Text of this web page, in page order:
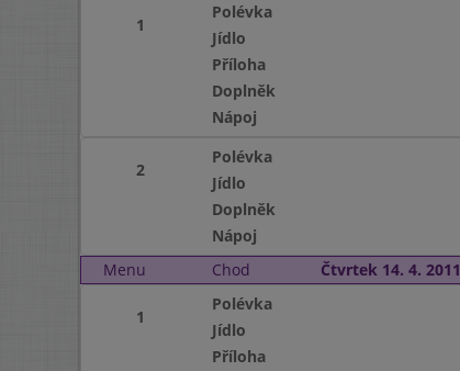
1
Polévka
Jídlo
Příloha
Doplněk
Nápoj
2
Polévka
Jídlo
Doplněk
Nápoj
Menu
Chod Čtvrtek 14. 4. 2011
1
Polévka
Jídlo
Příloha